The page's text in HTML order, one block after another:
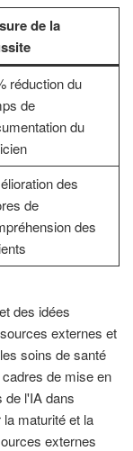
de la
réduction du
de
du
des
de
des
des idées
externes et
soins de santé
de mise en
l'IA dans
maturité et la
externes